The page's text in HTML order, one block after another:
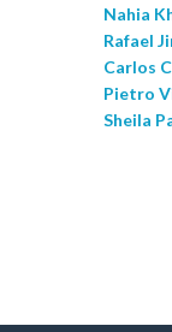
Nahia
Rafael
Carlos
Pietro
Sheila